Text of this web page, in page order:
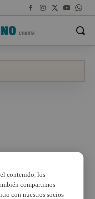
contenido, los
compartimos
con nuestros socios